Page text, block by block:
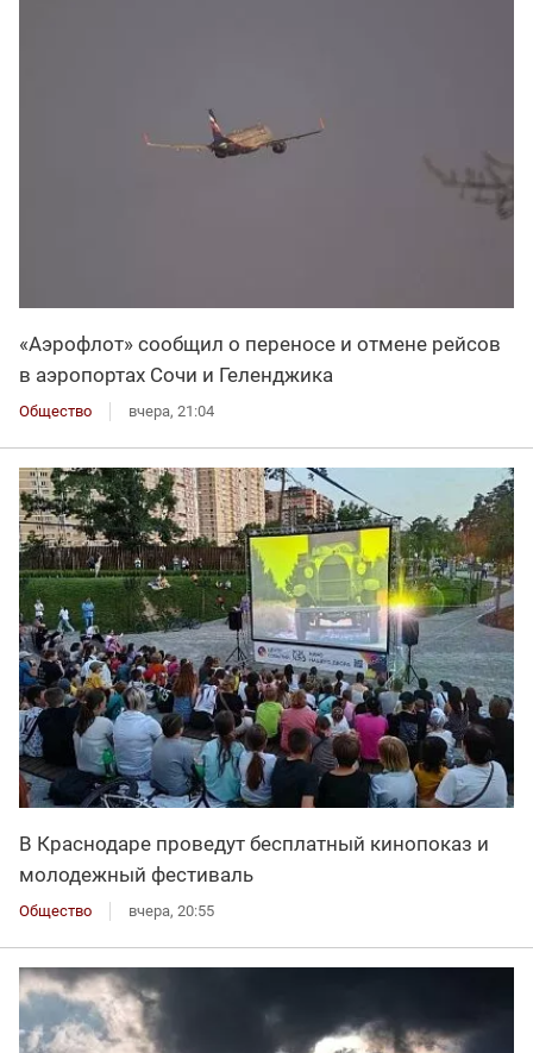
«Аэрофлот» сообщил о переносе и отмене рейсов
в аэропортах Сочи и Геленджика
Общество вчера, 21:04
В Краснодаре проведут бесплатный кинопоказ и
молодежный фестиваль
Общество вчера, 20:55